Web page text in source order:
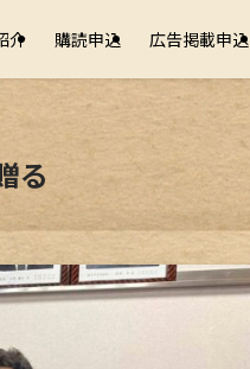
介 購読申込 広告掲載申込
る